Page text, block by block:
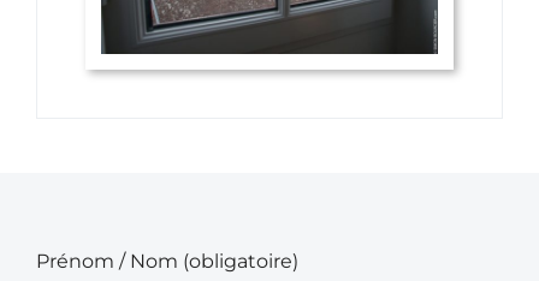
Prénom / Nom (obligatoire)